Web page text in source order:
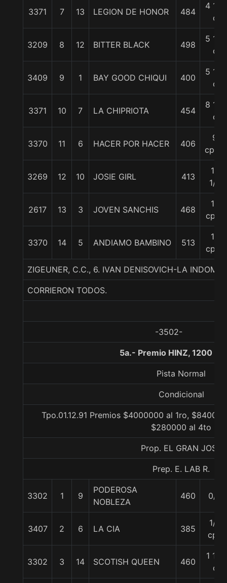
3371 7 13 LEGION DE HONOR 484
4 1/4
c
3209 8 12 BITTER BLACK 498
5 1/2
c
3409 9 1 BAY GOOD CHIQUI 400
5 1/2
c
3371 10 7 LA CHIPRIOTA 454
8 1/2
c
3370 11 6 HACER POR HACER 406
9
cpos.
3269 12 10 JOSIE GIRL 413
10
1/4
2617 13 3 JOVEN SANCHIS 468
17
cpos
3370 14 5 ANDIAMO BAMBINO 513
17
cpos
ZIGEUNER, C.C., 6. IVAN DENISOVICH-LA
CORRIERON TODOS.
-3502-
5a.- Premio HINZ, 1200
Pista Normal
Condicional
Tpo.01.12.91 Premios $4000000 al 1ro,
$280000 al 4to
Prop. EL GRAN JOSE
Prep. E. LAB R.
3302 1 9
PODEROSA
NOBLEZA
460 0/0
3407 2 6 LA CIA 385
1/2
cpo
3302 3 14 SCOTISH QUEEN 460
1 1/2
c